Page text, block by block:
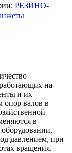
РЕЗИНО-
на
и их
опор валов в
в
давлением, при
вращения.